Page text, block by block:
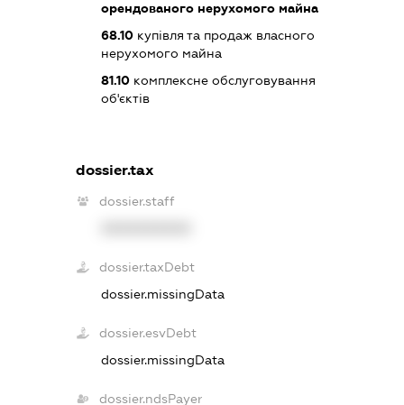
орендованого нерухомого майна
68.10купівля та продаж власного
нерухомого майна
81.10комплексне обслуговування
об'єктів
dossier.tax
dossier.staff
dossier.taxDebt
dossier.missingData
dossier.esvDebt
dossier.missingData
dossier.ndsPayer